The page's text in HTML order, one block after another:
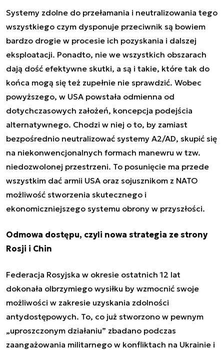
Systemy zdolne do przełamania i neutralizowania tego
wszystkiego czym dysponuje przeciwnik są bowiem
bardzo drogie w procesie ich pozyskania i dalszej
eksploatacji. Ponadto, nie we wszystkich obszarach
dają dość efektywne skutki, a są i takie, które tak do
końca mogą się też zupełnie nie sprawdzić. Wobec
powyższego, w USA powstała odmienna od
dotychczasowych założeń, koncepcja podejścia
alternatywnego. Chodzi w niej o to, by zamiast
bezpośrednio neutralizować systemy A2/AD, skupić się
na niekonwencjonalnych formach manewru w tzw.
niedozwolonej przestrzeni. To posunięcie ma przede
wszystkim dać armii USA oraz sojusznikom z NATO
możliwość stworzenia skutecznego i
ekonomiczniejszego systemu obrony w przyszłości.
Odmowa dostępu, czyli nowa strategia ze strony
Rosji i Chin
Federacja Rosyjska w okresie ostatnich 12 lat
dokonała olbrzymiego wysiłku by wzmocnić swoje
możliwości w zakresie uzyskania zdolności
antydostępowych. To, co już stworzono w pewnym
„uproszczonym działaniu” zbadano podczas
zaangażowania militarnego w konfliktach na Ukrainie i